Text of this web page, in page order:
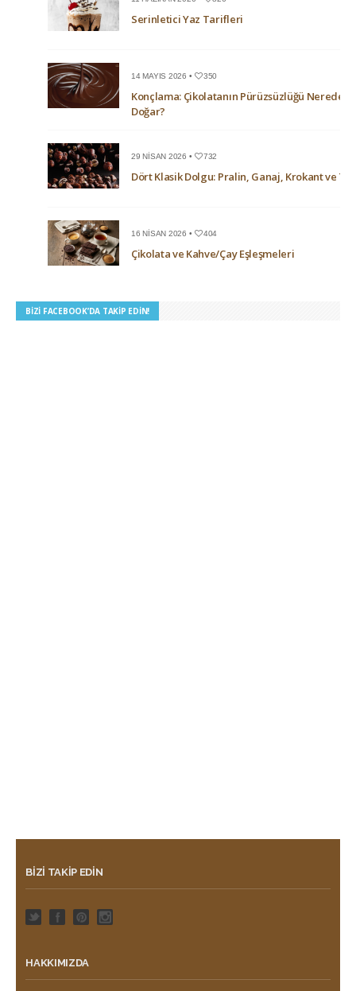
Serinletici Yaz Tarifleri
14 MAYIS 2026 • 350
Konçlama: Çikolatanın Pürüzsüzlüğü Nerede
Doğar?
29 NISAN 2026 • 732
Dört Klasik Dolgu: Pralin, Ganaj, Krokant ve
16 NISAN 2026 • 404
Çikolata ve Kahve/Çay Eşleşmeleri
BIZI FACEBOOK’DA TAKIP EDIN!
BIZI TAKIP EDIN
HAKKIMIZDA